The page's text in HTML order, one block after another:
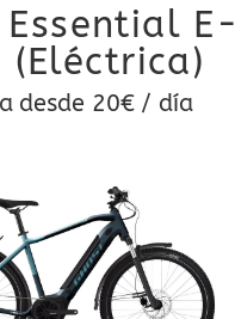
Essential E-
(Eléctrica)
desde 20€ / día